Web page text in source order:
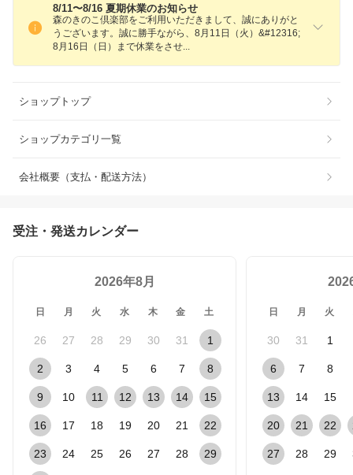
8/11〜8/16 夏期休業のお知らせ
森のきのこ倶楽部をご利用いただきまして、誠にありがと
うございます。誠に勝手ながら、8月11日（火）&#12316;
8月16日（日）まで休業をさせ
ショップトップ
ショップカテゴリ一覧
会社概要（支払・配送方法）
受注・発送カレンダー
2026年8月
日 月 火 水 木 金 土
26 27 28 29 30 31 1
2 3 4 5 6 7 8
9 10 11 12 13 14 15
16 17 18 19 20 21 22
23 24 25 26 27 28 29
日 月 火
30 31 1
6 7 8
13 14 15
20 21 22
27 28 29